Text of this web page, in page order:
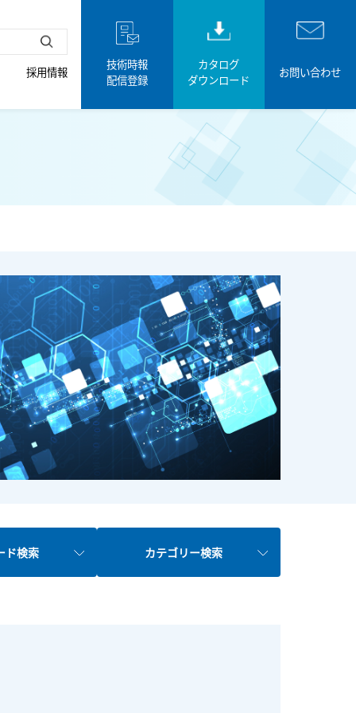
採用情報
技術時報
配信登録
カタログ
ダウンロード
お問い合わせ
ド検索 カテゴリー検索